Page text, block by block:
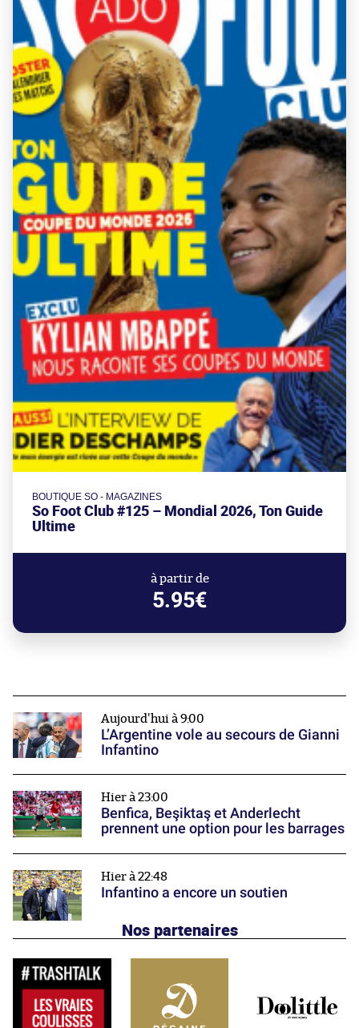
BOUTIQUE SO - MAGAZINES
So Foot Club #125 – Mondial 2026, Ton Guide
Ultime
à partir de
5.95€
Aujourd'hui à 9:00
L’Argentine vole au secours de Gianni
Infantino
Hier à 23:00
Benfica, Beşiktaş et Anderlecht
prennent une option pour les barrages
Hier à 22:48
Infantino a encore un soutien
Nos partenaires